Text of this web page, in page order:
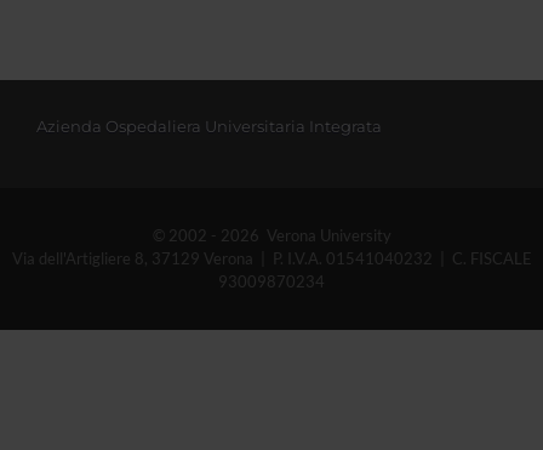
Azienda Ospedaliera Universitaria Integrata
© 2002 - 2026 Verona University
Via dell'Artigliere 8, 37129 Verona | P. I.V.A. 01541040232 | C. FISCALE
93009870234